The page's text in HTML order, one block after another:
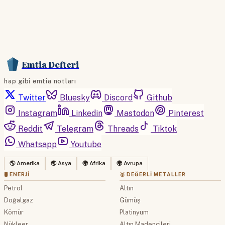
Emtia Defteri
hap gibi emtia notları
Twitter Bluesky Discord
Github
Instagram
Linkedin Mastodon
Pinterest
Reddit
Telegram Threads
Tiktok
Whatsapp
Youtube
🌎 Amerika 🌏 Asya 🌍 Afrika 🌍 Avrupa
🛢 ENERJI
Petrol
Doğalgaz
Kömür
🥇 DEĞERLI METALLER
Altın
Gümüş
Platinyum